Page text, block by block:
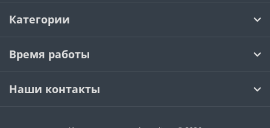
Категории
Время работы
Наши контакты